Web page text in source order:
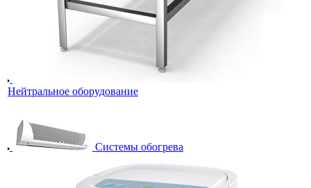
Нейтральное оборудование
Системы обогрева